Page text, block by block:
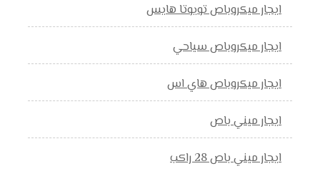
ايجار ميكروباص تويوتا هايس
ايجار ميكروباص سياحي
ايجار ميكروباص هاي اس
ايجار ميني باص
ايجار ميني باص 28 راكب